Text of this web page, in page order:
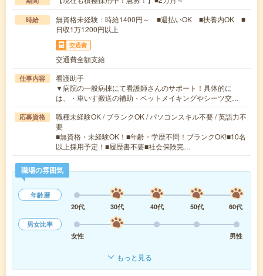
時給
無資格未経験：時給1400円～ ■週払いOK ■扶養内OK ■
日収1万1200円以上
交通費
交通費全額支給
仕事内容
看護助手
▼病院の一般病棟にて看護師さんのサポート！具体的に
は、・車いす搬送の補助・ベットメイキングやシーツ交…
応募資格
職種未経験OK / ブランクOK / パソコンスキル不要 / 英語力不
要
■無資格・未経験OK！■年齢・学歴不問！ブランクOK!■10名
以上採用予定！■履歴書不要■社会保険完…
職場の雰囲気
年齢層
20代
30代 40代 50代
60代
男女比率
女性
男性
もっと見る